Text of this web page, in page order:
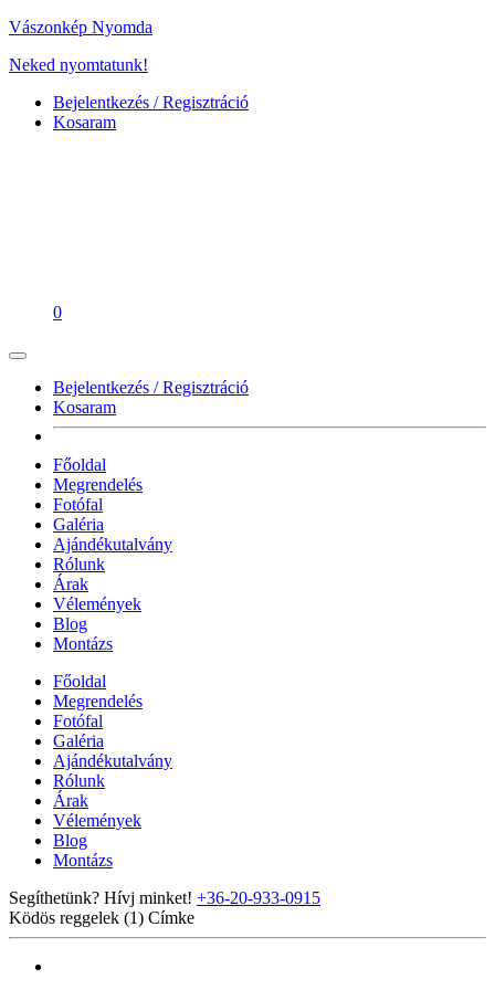
Vászonkép Nyomda
Neked nyomtatunk!
Bejelentkezés / Regisztráció
Kosaram
0
Bejelentkezés / Regisztráció
Kosaram
Főoldal
Megrendelés
Fotófal
Galéria
Ajándékutalvány
Rólunk
Árak
Vélemények
Blog
Montázs
Főoldal
Megrendelés
Fotófal
Galéria
Ajándékutalvány
Rólunk
Árak
Vélemények
Blog
Montázs
Segíthetünk? Hívj minket! +36-20-933-0915
Ködös reggelek (1) Címke